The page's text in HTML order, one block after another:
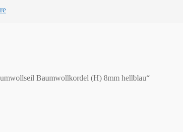
Baumwollkordel (H) 8mm hellblau“